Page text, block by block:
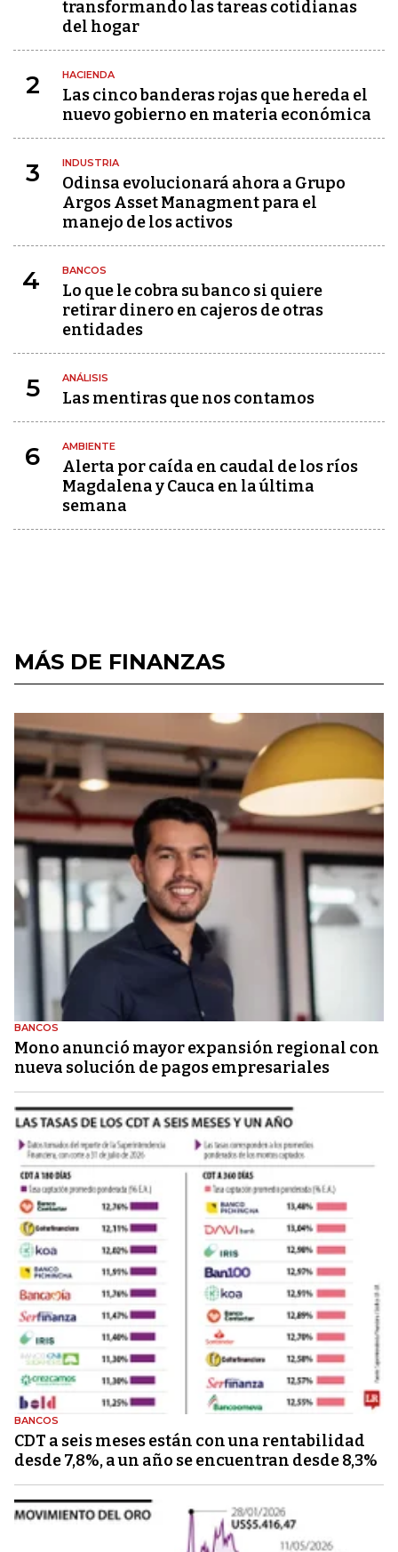
transformando las tareas cotidianas
del hogar
2 HACIENDA
Las cinco banderas rojas que hereda el
nuevo gobierno en materia económica
3 INDUSTRIA
Odinsa evolucionará ahora a Grupo
Argos Asset Managment para el
manejo de los activos
4 BANCOS
Lo que le cobra su banco si quiere
retirar dinero en cajeros de otras
entidades
5 ANÁLISIS
Las mentiras que nos contamos
6 AMBIENTE
Alerta por caída en caudal de los ríos
Magdalena y Cauca en la última
semana
MÁS DE FINANZAS
BANCOS
Mono anunció mayor expansión regional con
nueva solución de pagos empresariales
BANCOS
CDT a seis meses están con una rentabilidad
desde 7,8%, a un año se encuentran desde 8,3%